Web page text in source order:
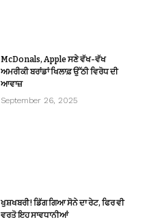
McDonals, Apple ਸਣੇ ਵੱਖ-ਵੱਖ
ਅਮਰੀਕੀ ਬਰਾਂਡਾਂ ਖਿਲਾਫ਼ ਉੱਠੀ ਵਿਰੋਧ ਦੀ
ਆਵਾਜ਼
September 26, 2025
ਖੁਸ਼ਖਬਰੀ! ਡਿੱਗ ਗਿਆ ਸੋਨੇ ਦਾ ਰੇਟ, ਫਿਰ ਵੀ
ਵਰਤੋ ਇਹ ਸਾਵਧਾਨੀਆਂ